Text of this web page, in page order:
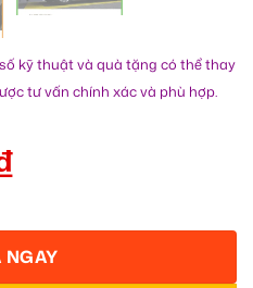
kỹ thuật và quà tặng có thể thay
tư vấn chính xác và phù hợp.
NGAY